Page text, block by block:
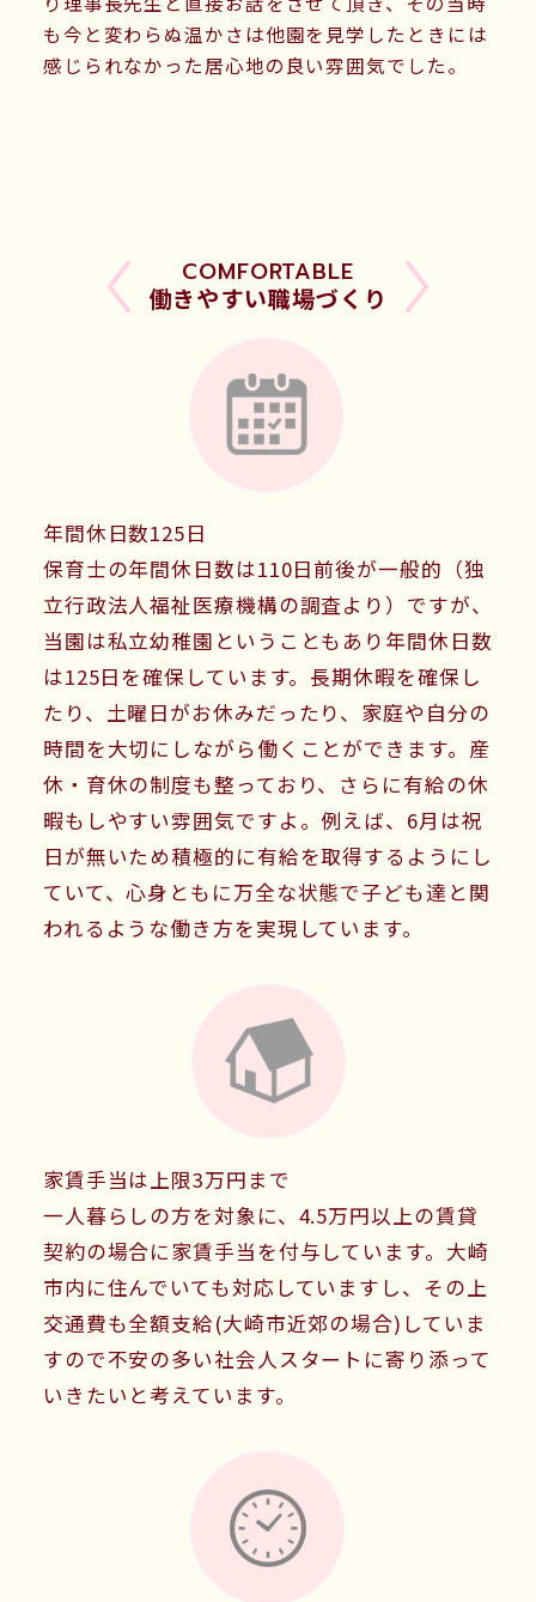
あなたは、自分の未来を演じる主人公、そして
自分の未来を決める脚本家でもあるのです。
学校法人明星学園
も今と変わらぬ温かさは他園を見学したときには
感じられなかった居心地の良い雰囲気でした。
COMFORTABLE
働きやすい職場づくり
年間休日数125日
保育士の年間休日数は110日前後が一般的（独
立行政法人福祉医療機構の調査より）ですが、
当園は私立幼稚園ということもあり年間休日数
は125日を確保しています。長期休暇を確保し
たり、土曜日がお休みだったり、家庭や自分の
時間を大切にしながら働くことができます。産
休・育休の制度も整っており、さらに有給の休
暇もしやすい雰囲気ですよ。例えば、6月は祝
日が無いため積極的に有給を取得するようにし
ていて、心身ともに万全な状態で子ども達と関
われるような働き方を実現しています。
家賃手当は上限3万円まで
一人暮らしの方を対象に、4.5万円以上の賃貸
契約の場合に家賃手当を付与しています。大崎
市内に住んでいても対応していますし、その上
交通費も全額支給(大崎市近郊の場合)していま
すので不安の多い社会人スタートに寄り添って
いきたいと考えています。